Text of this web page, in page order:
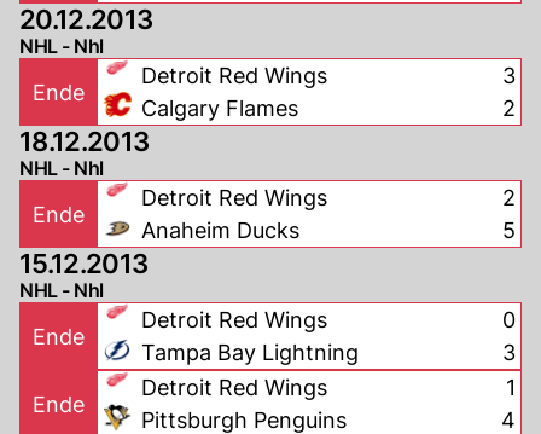
20.12.2013
NHL - Nhl
Ende
Detroit Red Wings
Calgary Flames
3
2
18.12.2013
NHL - Nhl
Ende
Detroit Red Wings
Anaheim Ducks
2
5
15.12.2013
NHL - Nhl
Ende
Detroit Red Wings
Tampa Bay Lightning
0
3
Ende
Detroit Red Wings
Pittsburgh Penguins
1
4